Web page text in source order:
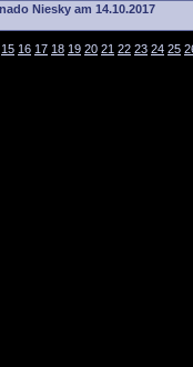
Niesky am 14.10.2017
15 16 17 18 19 20 21 22 23 24 25